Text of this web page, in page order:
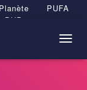
Planète
PHP
PUFA